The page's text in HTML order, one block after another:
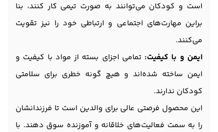
است و کودکان می‌توانند به صورت تیمی کار کنند، بنا
براین مهارت‌های اجتماعی و ارتباطی خود را نیز تقویت
می‌کنند.
ایمن و با کیفیت: تمامی اجزای بسته از مواد با کیفیت و
ایمن ساخته شده‌اند و هیچ گونه خطری برای سلامتی
کودکان ندارند.
این محصول فرصتی عالی برای والدین است تا فرزندانشان
را به سمت فعالیت‌های خلاقانه و آموزنده سوق دهند. با